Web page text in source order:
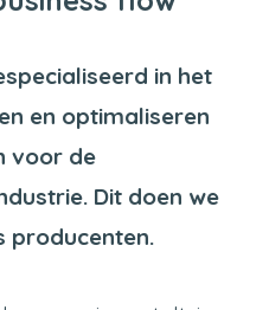
in het
en optimaliseren
voor de
Dit doen we
producenten.